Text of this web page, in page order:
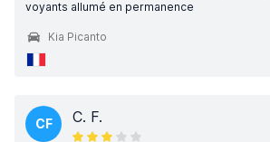
voyants allumé en permanence
Kia Picanto
CF C. F.